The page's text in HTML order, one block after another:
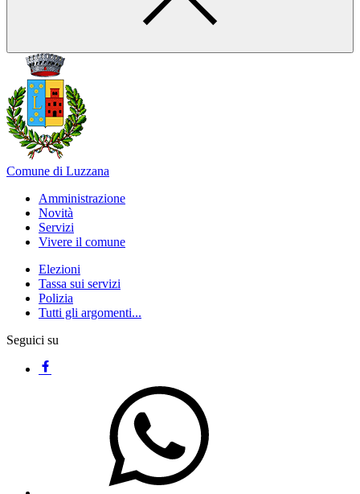
Comune di Luzzana
Amministrazione
Novità
Servizi
Vivere il comune
Elezioni
Tassa sui servizi
Polizia
Tutti gli argomenti...
Seguici su